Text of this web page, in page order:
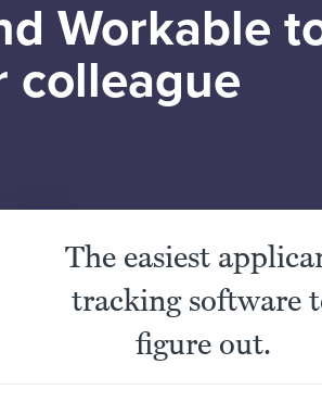
Workable
colleague
The easiest
tracking software
figure out.